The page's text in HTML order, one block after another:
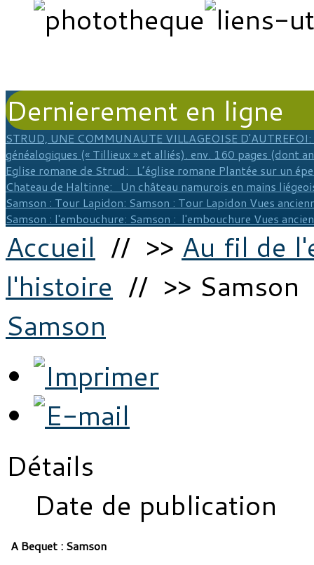
Dernierement en ligne
STRUD, UNE COMMUNAUTE VILLAGEOISE D'AUTREFOI
généalogiques (« Tillieux » et alliés). env. 160 pages (dont
Eglise romane de Strud: L’église romane Plantée sur un
Chateau de Haltinne: Un château namurois en mains
Samson : Tour Lapidon: Samson : Tour Lapidon Vues
Samson : l'embouchure: Samson : l'embouchure Vues
Accueil // >> Au fil de
l'histoire // >> Samson
Samson
Détails
Date de publication
A Bequet : Samson